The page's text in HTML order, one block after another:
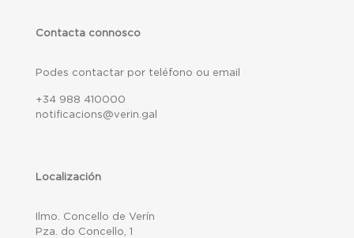
Contacta connosco
Podes contactar por teléfono ou email
+34 988 410000
notificacions@verin.gal
Localización
Ilmo. Concello de Verín
Pza. do Concello, 1